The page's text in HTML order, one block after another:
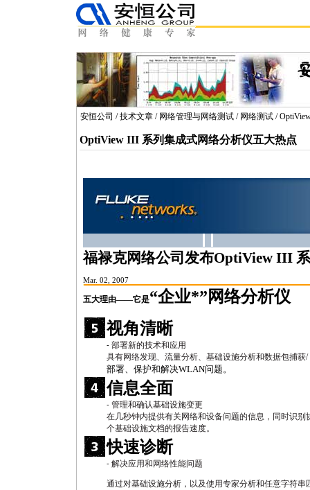
安恒公司 /技术文章 / 网络管理与网络测试 / 网络测试 /
OptiView III 系列集成式网络分析仪五大热点
福禄克网络公司发布OptiView III
Mar. 02, 2007
五大理由——它是“企业*”网络分析仪
视角清晰
- 部署新的技术和应用
具有网络发现、流量分析、基础设施分析和数据包捕获/
部署、保护和解决WLAN问题。
信息全面
- 管理和确认基础设施变更
在几秒钟内提供有关网络和设备问题的信息，同时识别
个基础设施文档的报告速度。
快速诊断
- 解决应用和网络性能问题
通过对基础设施分析，以及使用专家分析和任意字符串